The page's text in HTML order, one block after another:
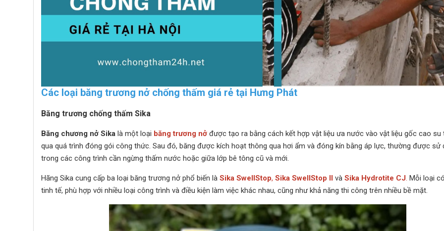
Các loại băng trương nở chống thấm giá rẻ tại Hưng Phát
Băng trương chống thấm Sika
Băng chương nở Sika là một loại băng trương nở được tạo ra bằng cách kết hợp vật liệu ưa nước vào vật liệu gốc cao su
qua quá trình đóng gói công thức. Sau đó, băng được kích hoạt thông qua hơi ẩm và đóng kín bằng áp lực, thường được sử
trong các công trình cần ngừng thấm nước hoặc giữa lớp bê tông cũ và mới.
Hãng Sika cung cấp ba loại băng trương nở phổ biến là Sika SwellStop, Sika SwellStop II và Sika Hydrotite CJ. Mỗi loại
tinh tế, phù hợp với nhiều loại công trình và điều kiện làm việc khác nhau, cũng như khả năng thi công trên nhiều bề mặt.